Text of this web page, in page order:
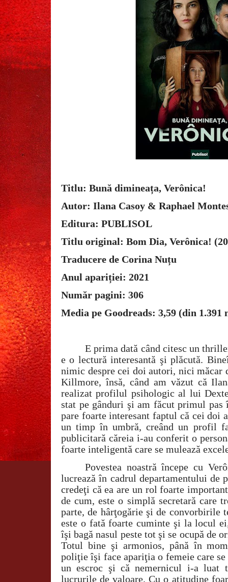
Titlu: Bună dimineața, Verônica!
Autor: Ilana Casoy & Raphael
Editura: PUBLISOL
Titlu original: Bom Dia, Verônica!
Traducere de Corina Nuțu
Anul apariției: 2021
Număr pagini: 306
Media pe Goodreads: 3,59 (din 1.391
E prima dată când citesc un
e o lectură interesantă şi plăcută.
nimic despre cei doi autori, nici măcar
Killmore, însă, când am văzut că
realizat profilul psihologic al lui
stat pe gânduri şi am făcut primul
pare foarte interesant faptul că cei doi
un timp în umbră, creând un profil
publicitară căreia i-au conferit o
foarte inteligentă care se mulează
Povestea noastră începe cu
lucrează în cadrul departamentului de
credeţi că ea are un rol foarte
de cum, este o simplă secretară care
parte, de hârţogărie şi de convorbirile
este o fată foarte cuminte şi la locul
îşi bagă nasul peste tot şi se ocupă de
Totul bine şi armonios, până în
poliţie îşi face apariţia o femeie care
un escroc şi că nemernicul i-a luat
lucrurile de valoare. Cu o atitudine